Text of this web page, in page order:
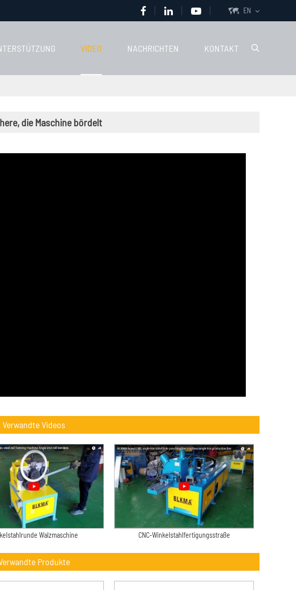
 EN

VIDEO NACHRICHTEN KONTAKT
die Maschine bördelt
Verwandte Videos
Walzmaschine CNC-Winkelstahlfertigungsstraße
Produkte